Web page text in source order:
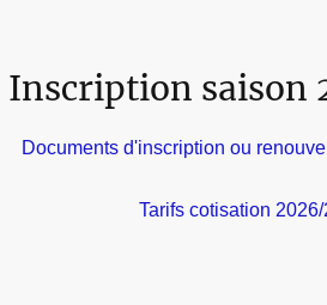
Inscription saison
Tarifs cotisation
Documents d'inscription ou